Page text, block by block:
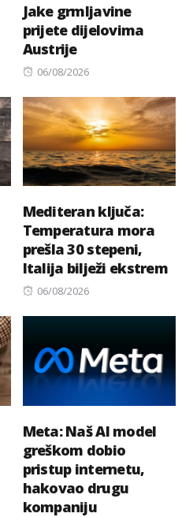
Jake grmljavine
prijete dijelovima
Austrije
Posted
06/08/2026
Mediteran ključa:
Temperatura mora
prešla 30 stepeni,
Italija bilježi ekstrem
Posted
06/08/2026
Meta: Naš AI model
greškom dobio
pristup internetu,
hakovao drugu
kompaniju